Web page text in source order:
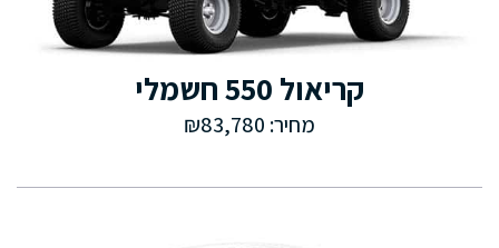
קריאול 550 חשמלי
מחיר: ₪83,780